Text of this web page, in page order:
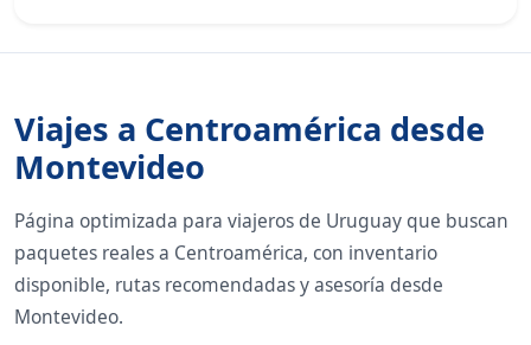
Viajes a Centroamérica desde
Montevideo
Página optimizada para viajeros de Uruguay que buscan
paquetes reales a Centroamérica, con inventario
disponible, rutas recomendadas y asesoría desde
Montevideo.